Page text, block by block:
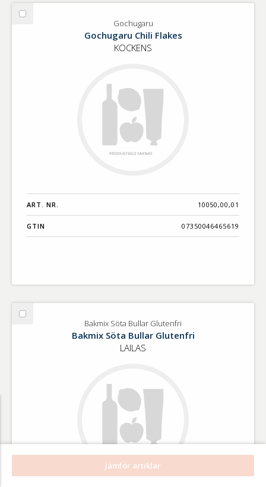
Välj
Gochugaru
Gochugaru Chili Flakes
KOCKENS
ART. NR. 10050,00,01
GTIN 07350046465619
Välj
Bakmix Söta Bullar Glutenfri
Bakmix Söta Bullar Glutenfri
LAILAS
Jämför artiklar